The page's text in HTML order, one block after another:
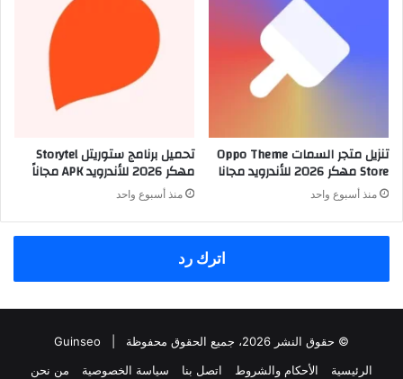
تنزيل متجر السمات Oppo Theme
Store مهكر 2026 للأندرويد مجانا
منذ أسبوع واحد
تحميل برنامج ستوريتل Storytel
مهكر 2026 للأندرويد APK مجاناً
منذ أسبوع واحد
اترك رد
© حقوق النشر 2026، جميع الحقوق محفوظة |
Guinseo
الرئيسية
الأحكام والشروط اتصل بنا سياسة الخصوصية من نحن